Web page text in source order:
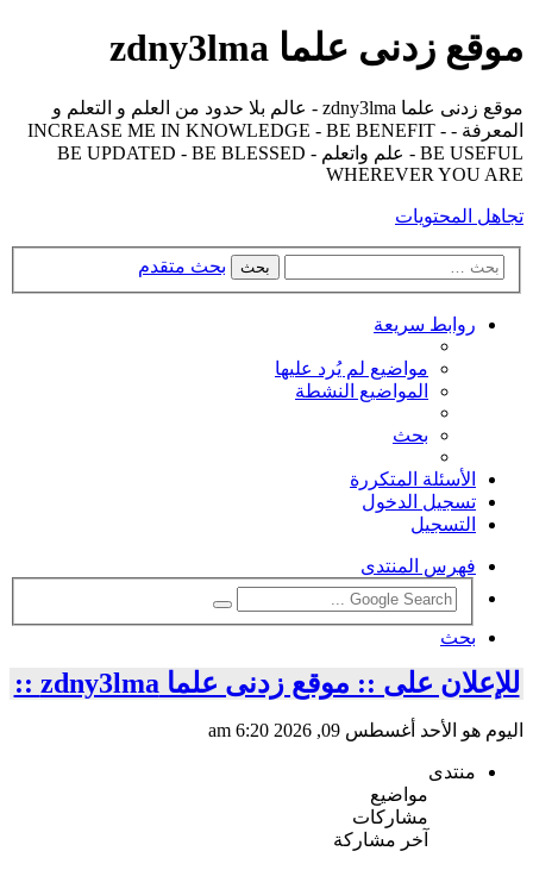
موقع زدنى علما zdny3lma
موقع زدنى علما zdny3lma - عالم بلا حدود من العلم و التعلم و
المعرفة - INCREASE ME IN KNOWLEDGE - BE BENEFIT -
BE USEFUL - علم واتعلم - BE UPDATED - BE BLESSED
WHEREVER YOU ARE
تجاهل المحتويات
بحث بحث متقدم
روابط سريعة
مواضيع لم يُرد عليها
المواضيع النشطة
بحث
الأسئلة المتكررة
تسجيل الدخول
التسجيل
فهرس المنتدى
بحث
للإعلان على :: موقع زدنى علما zdny3lma ::
اليوم هو الأحد أغسطس 09, 2026 6:20 am
منتدى
مواضيع
مشاركات
آخر مشاركة